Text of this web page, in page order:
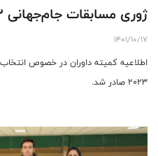
ژوری مسابقات جام‌جهانی ۲۰۲۳
1401/10/17
اطلاعیه کمیته داوران در خصوص
۲۰۲۳ صادر شد.